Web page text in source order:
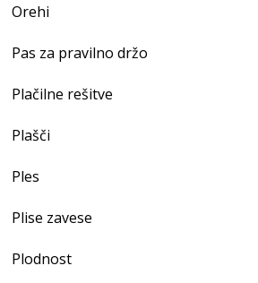
Orehi
Pas za pravilno držo
Plačilne rešitve
Plašči
Ples
Plise zavese
Plodnost